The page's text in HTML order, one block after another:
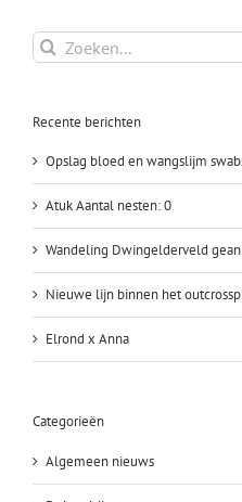
Zoeken
naar:
Recente berichten
Opslag bloed en wangslijm
Atuk Aantal nesten: 0
Wandeling Dwingelderveld
Nieuwe lijn binnen het
Elrond x Anna
Categorieën
Algemeen nieuws